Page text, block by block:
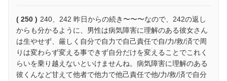
( 250 ) 240、242 昨日からの続き〜〜〜なので、242の返し
からも分かるように、男性は病気障害に理解のある彼女さん
は生やせず、厳しく自分で自力で自己責任で自/力/救/済で周
りは変わらず変える事できず自分だけを変えることでこれく
らいを乗り越えないといけませんね。病気障害に理解のある
彼くんなど甘えて他者で他力で他己責任で他/力/救/済で自分